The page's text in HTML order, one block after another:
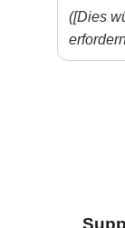
([Dies